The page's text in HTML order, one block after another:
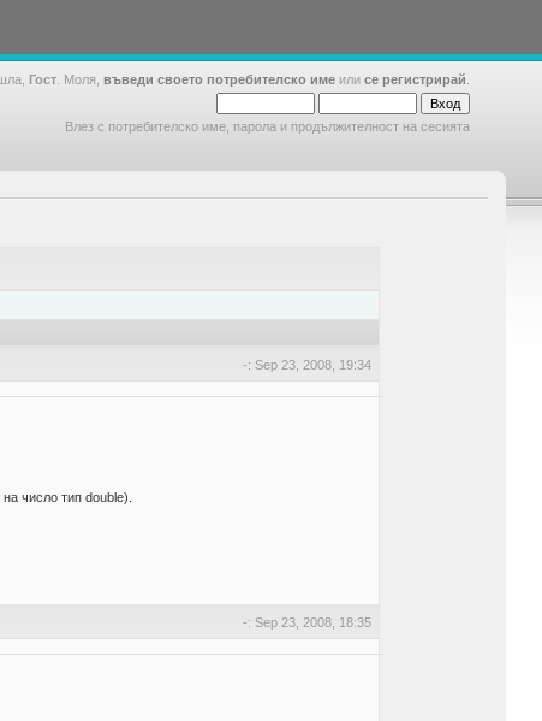
Гост . Моля, въведи своето потребителско име или се регистрирай
Влез с потребителско име, парола и продължителност на сесията
-: Sep 23, 2008, 19:34
число тип double).
-: Sep 23, 2008, 18:35